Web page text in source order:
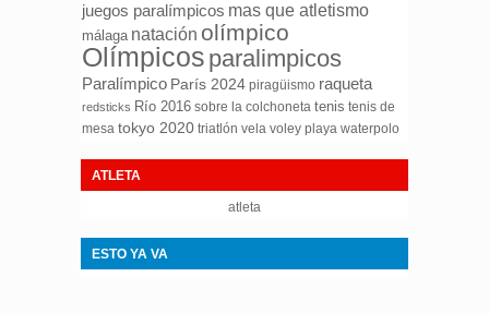
juegos paralímpicos mas que atletismo
málaga natación olímpico
Olímpicos paralimpicos
Paralímpico París 2024 piragüismo raqueta
redsticks Río 2016 sobre la colchoneta tenis tenis de
mesa tokyo 2020 triatlón vela voley playa waterpolo
ATLETA
atleta
ESTO YA VA